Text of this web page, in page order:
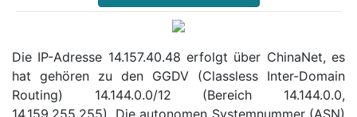
Die IP-Adresse 14.157.40.48 erfolgt über ChinaNet, es
hat gehören zu den GGDV (Classless Inter-Domain
Routing) 14.144.0.0/12 (Bereich 14.144.0.0,
14.159.255.255). Die autonomen Systemnummer (ASN)